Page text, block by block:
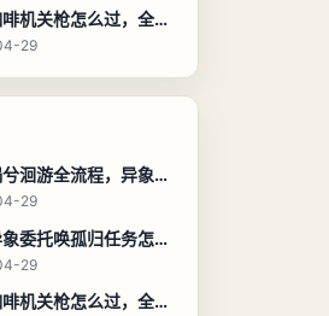
异环咖啡机关枪怎么过，全流程通关攻略
29
异环祸兮洄游全流程，异象委托任务通关攻略
29
异环异象委托唤孤归任务怎么完成，流程步骤与位置攻略
29
异环咖啡机关枪怎么过，全流程通关攻略